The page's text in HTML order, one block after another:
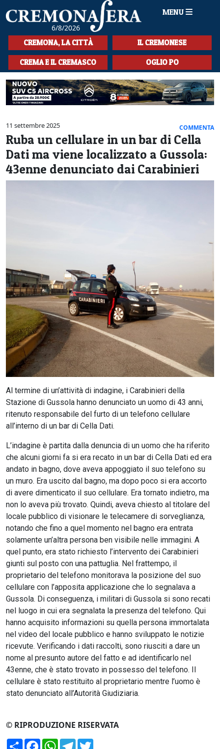
6/8/2026
MENU
HOME
CRONACA
SPORT
LA MUSICA
CULTURA
LA STORIA
SPETTACOLI
L'EDITORIALE
CREMONA, LA CITTÀ IL CREMONESE
CREMA E IL CREMASCO OGLIO PO
11 settembre 2025 COMMENTA
Ruba un cellulare in un bar di Cella
Dati ma viene localizzato a Gussola:
43enne denunciato dai Carabinieri
Al termine di un’attività di indagine, i Carabinieri della
Stazione di Gussola hanno denunciato un uomo di 43 anni,
ritenuto responsabile del furto di un telefono cellulare
all’interno di un bar di Cella Dati.
L’indagine è partita dalla denuncia di un uomo che ha riferito
che alcuni giorni fa si era recato in un bar di Cella Dati ed era
andato in bagno, dove aveva appoggiato il suo telefono su
un muro. Era uscito dal bagno, ma dopo poco si era accorto
di avere dimenticato il suo cellulare. Era tornato indietro, ma
non lo aveva più trovato. Quindi, aveva chiesto al titolare del
locale pubblico di visionare le telecamere di sorveglianza,
notando che fino a quel momento nel bagno era entrata
solamente un’altra persona ben visibile nelle immagini. A
quel punto, era stato richiesto l’intervento dei Carabinieri
giunti sul posto con una pattuglia. Nel frattempo, il
proprietario del telefono monitorava la posizione del suo
cellulare con l’apposita applicazione che lo segnalava a
Gussola. Di conseguenza, i militari di Gussola si sono recati
nel luogo in cui era segnalata la presenza del telefono. Qui
hanno acquisito informazioni su quella persona immortalata
nel video del locale pubblico e hanno sviluppato le notizie
ricevute. Verificando i dati raccolti, sono riusciti a dare un
nome al presunto autore del fatto e ad identificarlo nel
43enne, che è stato trovato in possesso del telefono. Il
cellulare è stato restituito al proprietario mentre l’uomo è
stato denunciato all’Autorità Giudiziaria.
© RIPRODUZIONE RISERVATA
CondividiFacebookWhatsApp
Telegram